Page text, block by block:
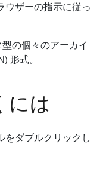
ウザーの指示に従っ
の個々のアーカイ
形式。
には
をダブルクリックし